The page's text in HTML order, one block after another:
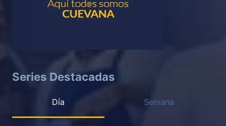
Series Destacadas
Día Semana